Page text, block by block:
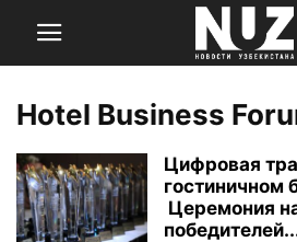
Hotel Business
Цифровая
гостиничном
Церемония